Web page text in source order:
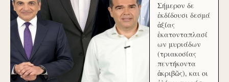
Σήμερον δε
ἐκδίδουσι δεσμά
ἀξίας
ἑκατονταπλασί
ων μυριάδων
(τριακοσίας
πεντήκοντα
ἀκριβῶς), και οι